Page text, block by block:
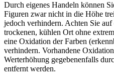
Durch eigenes Handeln können
Figuren zwar nicht in die Höhe
jedoch verhindern. Achten Sie
trockenen, kühlen Ort ohne
eine Oxidation der Farben
verhindern. Vorhandene
Werterhöhung gegebenenfalls
entfernt werden.